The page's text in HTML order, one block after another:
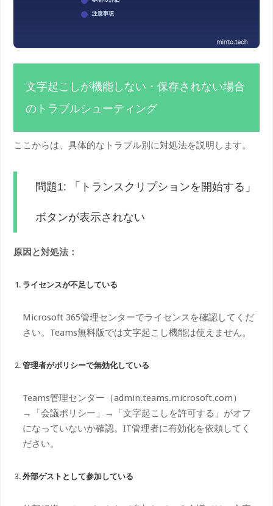
文字起こしが機能しない・保存されない場合
のトラブルシューティング
ここからは、具体的なトラブル別に対処法を説明します。
問題1: 「トランスクリプションを開始する」
ボタンが表示されない
原因と対処法：
ライセンスが不足している
Microsoft 365管理センターでライセンスを確認してくだ
さい。Teams無料版では文字起こし機能は使えません。
管理者がポリシーで無効化している
Teams管理センター（admin.teams.microsoft.com）
→「会議ポリシー」→「文字起こしを許可する」がオフ
になっていないか確認。IT管理者に有効化を依頼してく
ださい。
外部ゲストとして参加している